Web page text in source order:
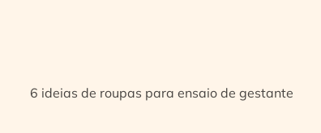
6 ideias de roupas para ensaio de gestante